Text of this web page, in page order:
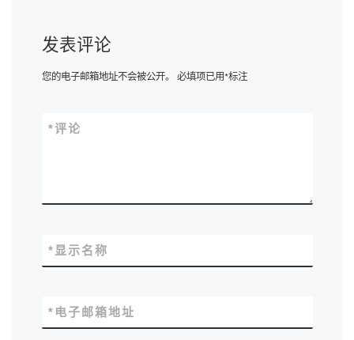
发表评论
您的电子邮箱地址不会被公开。 必填项已用*标注
评论
*
显示名称
*
电子邮箱地址
*